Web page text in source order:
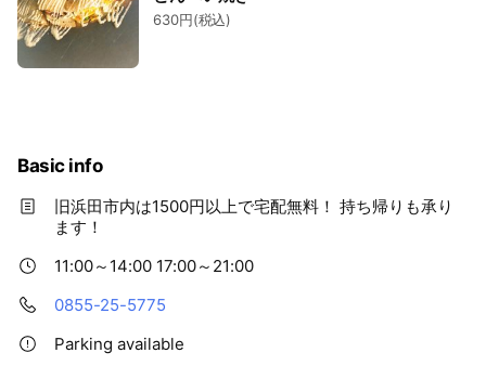
630円(税込)
Basic info
旧浜田市内は1500円以上で宅配無料！ 持ち帰りも承り
ます！
11:00～14:00 17:00～21:00
0855-25-5775
Parking available